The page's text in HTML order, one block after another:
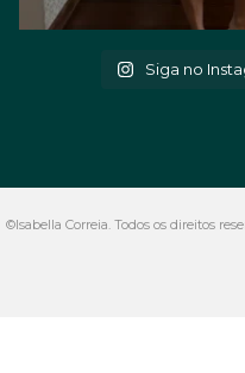
Siga no
©Isabella Correia. Todos os direitos